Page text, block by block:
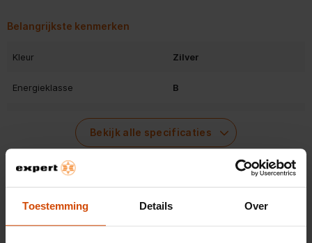
Toestemming Details Over
Productinformatieblad - pdf
Belangrijkste kenmerken
Kleur Zilver
Energieklasse B
Netto inhoud (koelen) 227 l
Netto inhoud (vriezen) 103 l
Bekijk alle specificaties
Beoordelingen